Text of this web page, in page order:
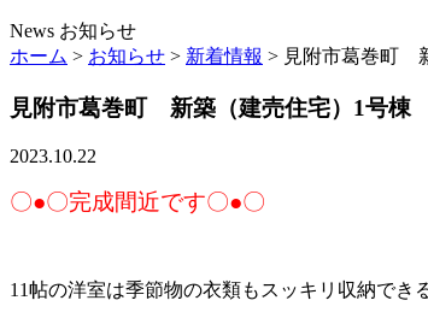
News お知らせ
ホーム > お知らせ > 新着情報 > 見附市葛巻町
見附市葛巻町 新築（建売住宅）1号棟
2023.10.22
〇●〇完成間近です〇●〇
11帖の洋室は季節物の衣類もスッキリ収納でき